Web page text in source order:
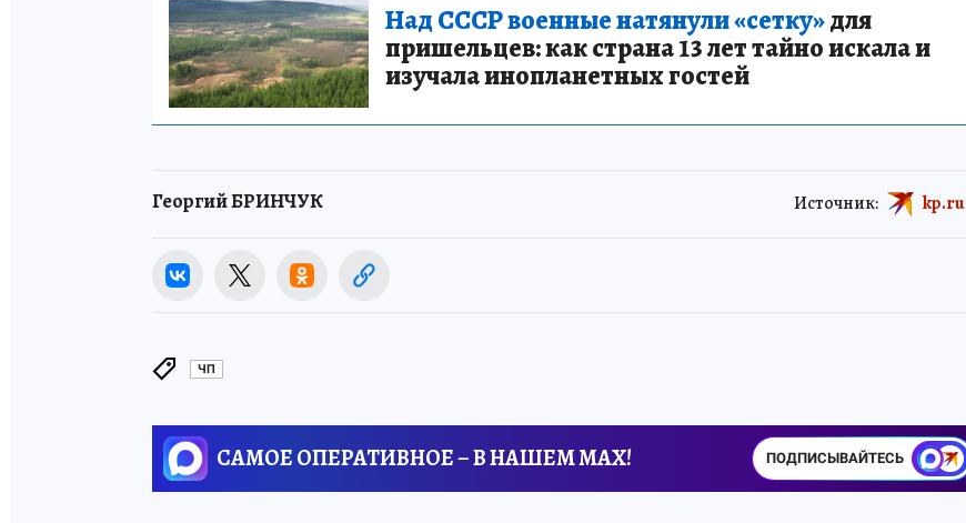
Над СССР военные натянули «сетку»для
пришельцев: как страна 13 лет тайно искала и
изучала инопланетных гостей
Георгий БРИНЧУК Источник: kp.ru
ЧП
САМОЕ ОПЕРАТИВНОЕ – В НАШЕМ MAX! ПОДПИСЫВАЙТЕСЬ